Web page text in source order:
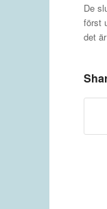
De
först
det